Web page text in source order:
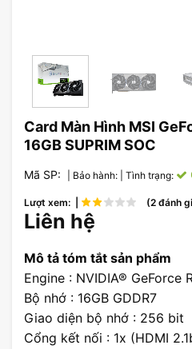
Card Màn Hình MSI
16GB SUPRIM SOC
Mã SP: | Bảo hành: | Tình trạng:
Lượt xem: | (2 đánh
Liên hệ
Mô tả tóm tắt sản phẩm
Engine : NVIDIA® GeForce
Bộ nhớ : 16GB GDDR7
Giao diện bộ nhớ : 256 bit
Cổng kết nối : 1x (HDMI